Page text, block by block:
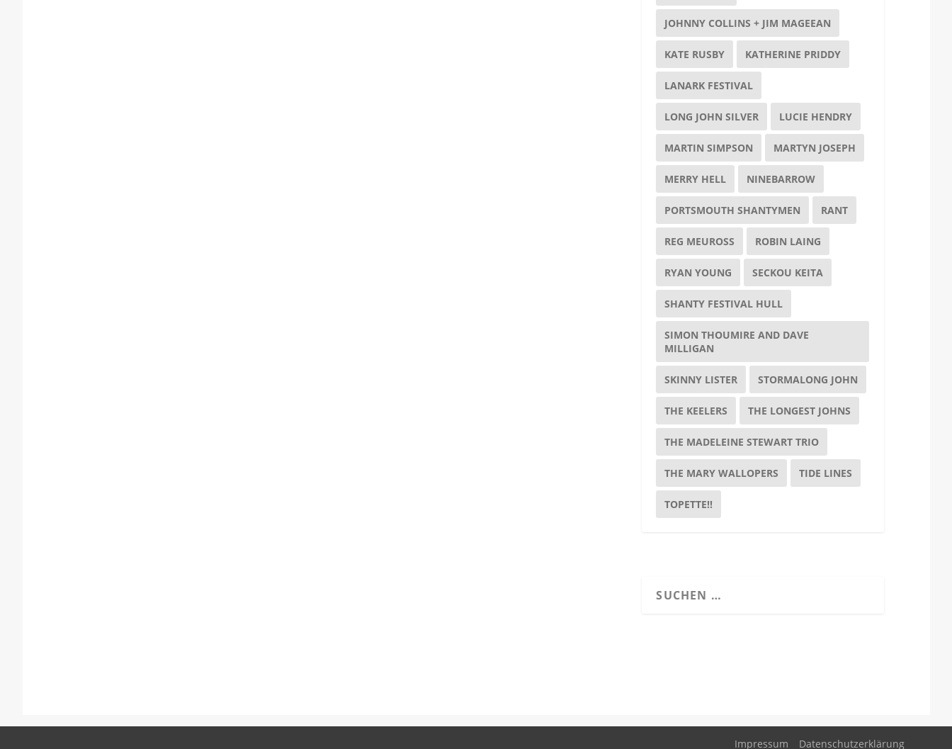
JOHNNY COLLINS + JIM MAGEEAN
KATE RUSBY KATHERINE PRIDDY
LANARK FESTIVAL
LONG JOHN SILVER LUCIE HENDRY
MARTIN SIMPSON MARTYN JOSEPH
MERRY HELL NINEBARROW
PORTSMOUTH SHANTYMEN RANT
REG MEUROSS ROBIN LAING
RYAN YOUNG SECKOU KEITA
SHANTY FESTIVAL HULL
SIMON THOUMIRE AND DAVE
MILLIGAN
SKINNY LISTER STORMALONG JOHN
THE KEELERS THE LONGEST JOHNS
THE MADELEINE STEWART TRIO
THE MARY WALLOPERS TIDE LINES
TOPETTE!!
Impressum Datenschutzerklärung